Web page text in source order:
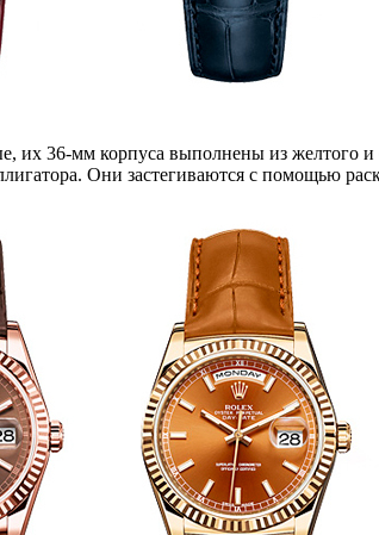
их 36-мм корпуса выполнены из желтого и
Они застегиваются с помощью